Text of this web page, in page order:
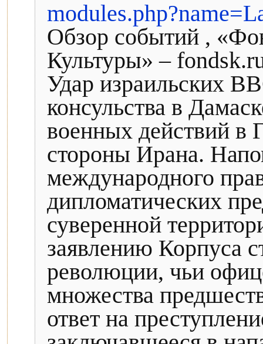
Обзор событий ,
Культуры» –
Удар израильских
консульства в
военных действий в
стороны Ирана.
международного
дипломатических
суверенной
заявлению Корпуса
революции, чьи
множества
ответ на